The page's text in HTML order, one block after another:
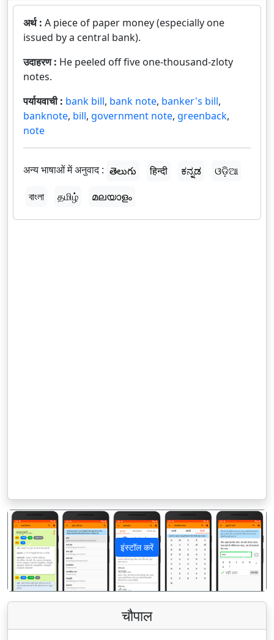
अर्थ : A piece of paper money (especially one
issued by a central bank).
उदाहरण : He peeled off five one-thousand-zloty
notes.
पर्यायवाची : bank bill, bank note, banker's bill,
banknote, bill, government note, greenback,
note
अन्य भाषाओं में अनुवाद : తెలుగు हिन्दी ಕನ್ನಡ
ଓଡ଼ିଆ
বাংলা
தமிழ் മലയാളം
इंस्टॉल करें
पिछला अगला
चौपाल